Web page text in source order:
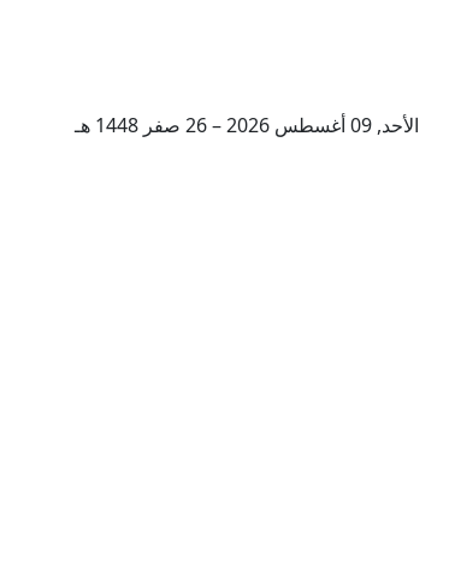
الأحد, 09 أغسطس 2026 – 26 صفر 1448 هـ